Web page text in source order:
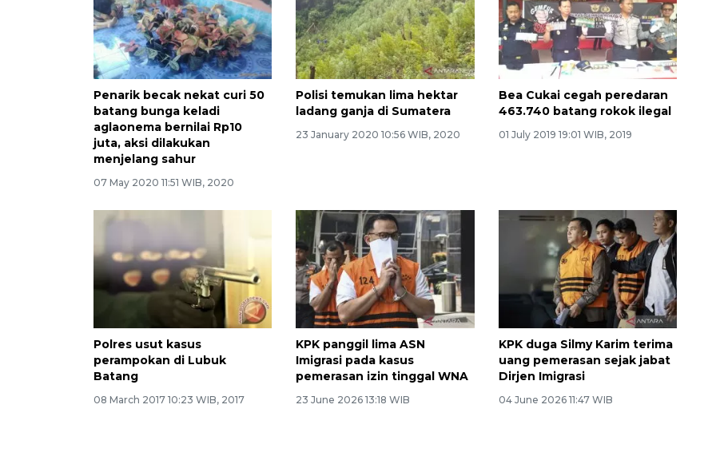
Penarik becak nekat curi 50
batang bunga keladi
aglaonema bernilai Rp10
juta, aksi dilakukan
menjelang sahur
07 May 2020 11:51 WIB, 2020
Polisi temukan lima hektar
ladang ganja di Sumatera
23 January 2020 10:56 WIB, 2020
Bea Cukai cegah peredaran
463.740 batang rokok ilegal
01 July 2019 19:01 WIB, 2019
Polres usut kasus
perampokan di Lubuk
Batang
08 March 2017 10:23 WIB, 2017
KPK panggil lima ASN
Imigrasi pada kasus
pemerasan izin tinggal WNA
23 June 2026 13:18 WIB
KPK duga Silmy Karim terima
uang pemerasan sejak jabat
Dirjen Imigrasi
04 June 2026 11:47 WIB